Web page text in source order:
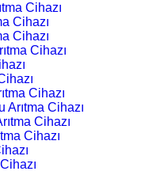
Cihazı
Cihazı
Cihazı
Cihazı
Cihazı
Arıtma Cihazı
Cihazı
Cihazı